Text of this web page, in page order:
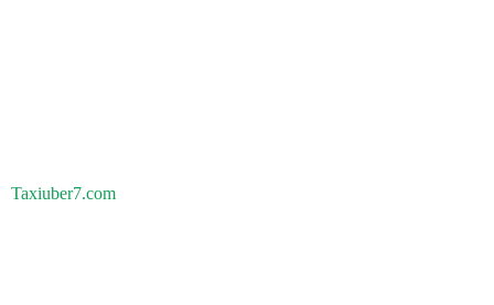
Taxiuber7.com